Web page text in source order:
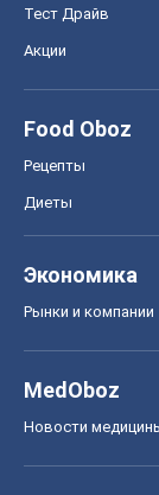
Тест Драйв
Акции
Food Oboz
Рецепты
Диеты
Экономика
Рынки и компании
MedOboz
Новости